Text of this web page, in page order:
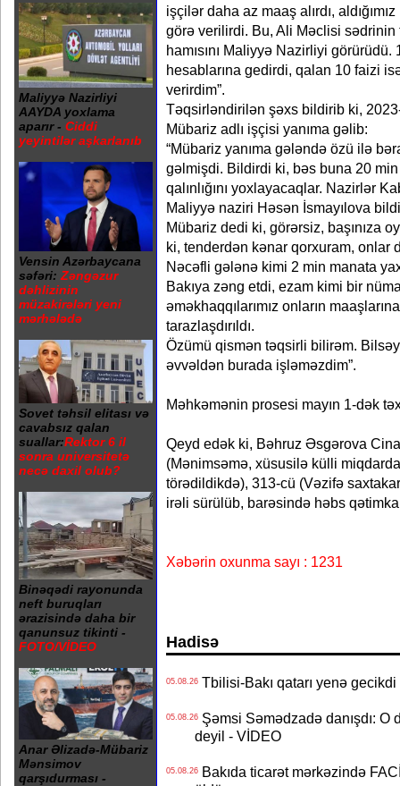
Maliyyə Nazirliyi
AAYDA yoxlama
aparır - Ciddi
yeyintilər aşkarlanıb
Vensin Azərbaycana
səfəri: Zəngəzur
dəhlizinin
müzakirələri yeni
mərhələdə
Sovet təhsil elitası və
cavabsız qalan
suallar:Rektor 6 il
sonra universitetə
necə daxil olub?
Binəqədi rayonunda
neft buruqları
ərazisində daha bir
qanunsuz tikinti -
FOTO/VİDEO
Anar Əlizadə-Mübariz
Mənsimov
qarşıdurması -
işçilər daha az maaş alırdı,
görə verilirdi. Bu, Ali Məclisi sədrinin
hamısını Maliyyə Nazirliyi
hesablarına gedirdi, qalan 10 faizi
verirdim”.
Təqsirləndirilən şəxs bildirib ki,
Mübariz adlı işçisi yanıma gəlib:
“Mübariz yanıma gələndə özü ilə
gəlmişdi. Bildirdi ki, bəs buna 20
qalınlığını yoxlayacaqlar. Nazirlər
Maliyyə naziri Həsən İsmayılova
Mübariz dedi ki, görərsiz, başınıza
ki, tenderdən kənar qorxuram, onlar
Nəcəfli gələnə kimi 2 min manata
Bakıya zəng etdi, ezam kimi bir
əməkhaqqılarımız onların
tarazlaşdırıldı.
Özümü qismən təqsirli bilirəm.
əvvəldən burada işləməzdim”.
Məhkəmənin prosesi mayın 1-dək
Qeyd edək ki, Bəhruz Əsgərova
(Mənimsəmə, xüsusilə külli
törədildikdə), 313-cü (Vəzifə
irəli sürülüb, barəsində həbs
Xəbərin oxunma sayı : 1231
Hadisə
05.08.26Tbilisi-Bakı qatarı yenə gecikdi
05.08.26Şəmsi Səmədzadə danışdı: O
deyil - VİDEO
05.08.26Bakıda ticarət mərkəzində